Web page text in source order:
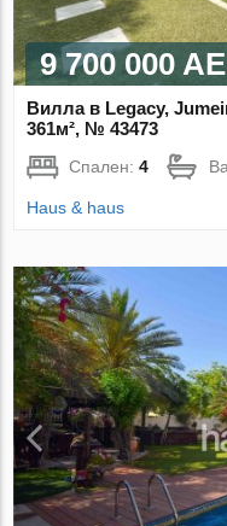
9 700 000
Вилла в Legacy,
361м², № 43473
Спален:4
Haus & haus